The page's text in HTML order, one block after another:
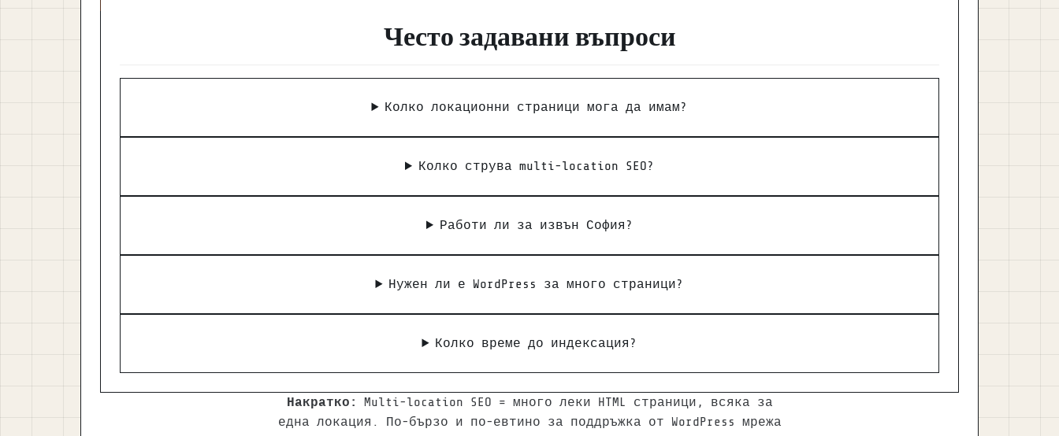
Често задавани въпроси
Колко локационни страници мога да имам?
Колко струва multi-location SEO?
Работи ли за извън София?
Нужен ли е WordPress за много страници?
Колко време до индексация?
Накратко:
Multi-location SEO = много леки HTML страници, всяка за
една локация. По-бързо и по-евтино за поддръжка от WordPress мрежа